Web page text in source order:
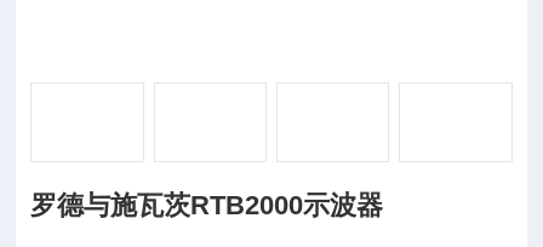
罗德与施瓦茨RTB2000示波器